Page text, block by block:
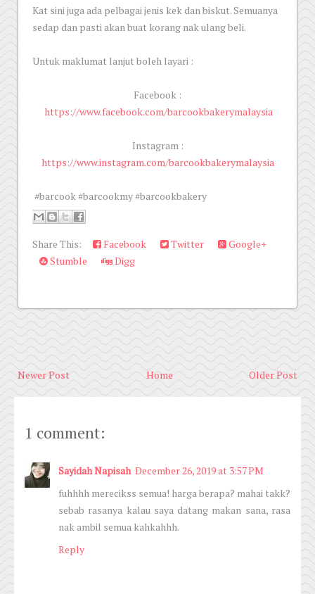
Kat sini juga ada pelbagai jenis kek dan biskut. Semuanya
sedap dan pasti akan buat korang nak ulang beli.
Untuk maklumat lanjut boleh layari :
Facebook :
https://www.facebook.com/barcookbakerymalaysia
Instagram :
https://www.instagram.com/barcookbakerymalaysia
#barcook #barcookmy #barcookbakery
Share This: Facebook Twitter
Google+
Stumble
Digg
Newer Post Older Post
Home
1 comment:
Sayidah Napisah December 26, 2019 at 3:57 PM
fuhhhh merecikss semua! harga berapa? mahai takk?
sebab rasanya kalau saya datang makan sana, rasa
nak ambil semua kahkahhh.
Reply